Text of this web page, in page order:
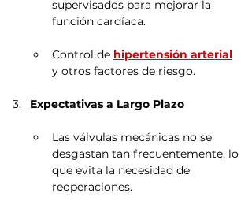
supervisados para mejorar la
función cardíaca.
Control de hipertensión arterial
y otros factores de riesgo.
Expectativas a Largo Plazo
Las válvulas mecánicas no se
desgastan tan frecuentemente, lo
que evita la necesidad de
reoperaciones.